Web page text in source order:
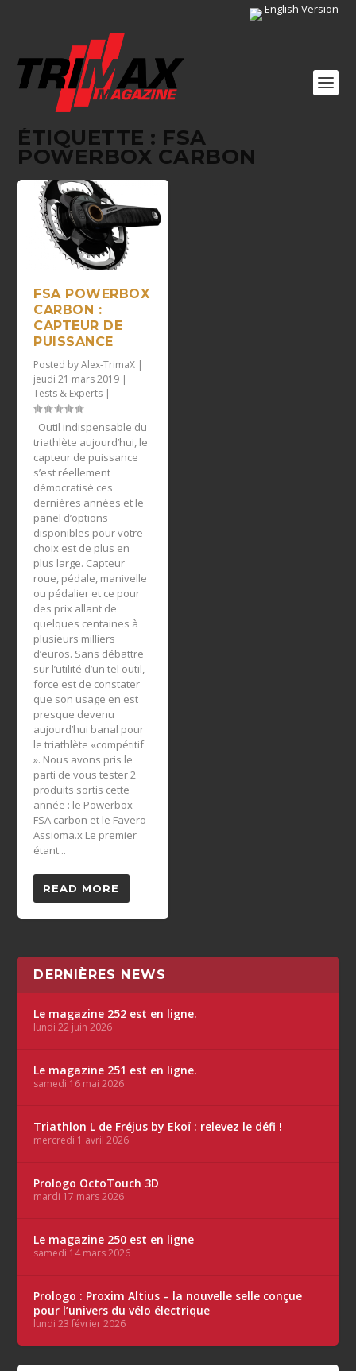
English Version
ÉTIQUETTE : FSA
POWERBOX CARBON
FSA POWERBOX
CARBON :
CAPTEUR DE
PUISSANCE
Posted byAlex-TrimaX |
jeudi 21 mars 2019 |
Tests & Experts |
Outil indispensable du
triathlète aujourd’hui, le
capteur de puissance
s’est réellement
démocratisé ces
dernières années et le
panel d’options
disponibles pour votre
choix est de plus en
plus large. Capteur
roue, pédale, manivelle
ou pédalier et ce pour
des prix allant de
quelques centaines à
plusieurs milliers
d’euros. Sans débattre
sur l’utilité d’un tel outil,
force est de constater
que son usage en est
presque devenu
aujourd’hui banal pour
le triathlète «compétitif
». Nous avons pris le
parti de vous tester 2
produits sortis cette
année : le Powerbox
FSA carbon et le Favero
Assioma.x Le premier
étant...
READ MORE
DERNIÈRES NEWS
Le magazine 252 est en ligne.
lundi 22 juin 2026
Le magazine 251 est en ligne.
samedi 16 mai 2026
Triathlon L de Fréjus by Ekoï : relevez le défi !
mercredi 1 avril 2026
Prologo OctoTouch 3D
mardi 17 mars 2026
Le magazine 250 est en ligne
samedi 14 mars 2026
Prologo : Proxim Altius – la nouvelle selle conçue
pour l’univers du vélo électrique
lundi 23 février 2026